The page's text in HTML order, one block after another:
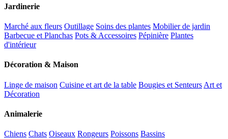
Jardinerie
Marché aux fleurs Outillage Soins des plantes Mobilier de jardin
Barbecue et Planchas Pots & Accessoires Pépinière Plantes
d'intérieur
Décoration & Maison
Linge de maison Cuisine et art de la table Bougies et Senteurs Art et
Décoration
Animalerie
Chiens Chats Oiseaux Rongeurs Poissons Bassins